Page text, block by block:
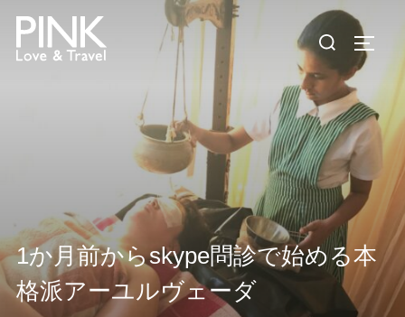
プ
検
索
対
象:
1か月前からskype問診で始める本
格派アーユルヴェーダ